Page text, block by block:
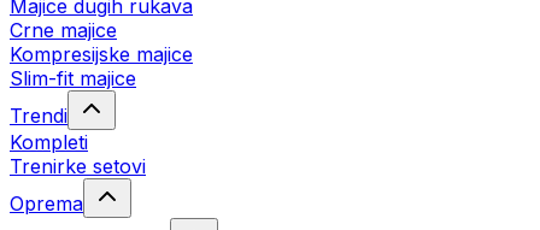
Majice dugih rukava
Crne majice
Kompresijske majice
Slim-fit majice
Trendi
Kompleti
Trenirke setovi
Oprema